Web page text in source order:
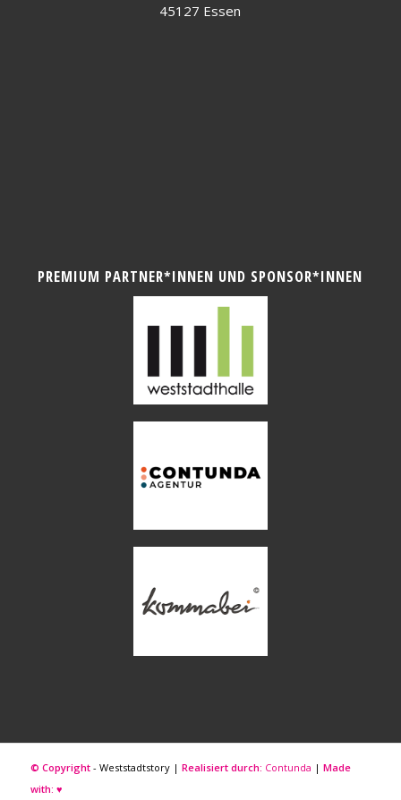
45127 Essen
PREMIUM PARTNER*INNEN UND SPONSOR*INNEN
© Copyright- Weststadtstory | Realisiert durch: Contunda | Made
with: ♥︎